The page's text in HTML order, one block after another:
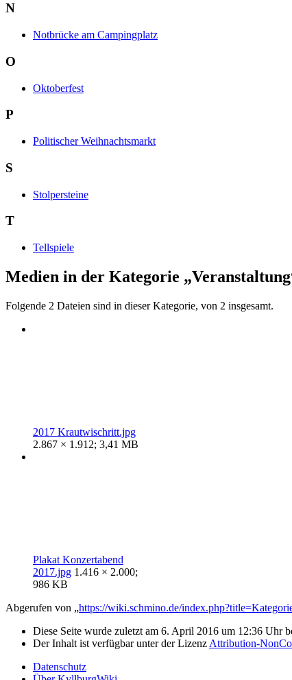
N
Notbrücke am Campingplatz
O
Oktoberfest
P
Politischer Weihnachtsmarkt
S
Stolpersteine
T
Tellspiele
Medien in der Kategorie
Folgende 2 Dateien sind in dieser Kategorie, von 2 insgesamt.
2017 Krautwischritt.jpg
2.867 × 1.912; 3,41 MB
Plakat Konzertabend
2017.jpg 1.416 × 2.000;
986 KB
Abgerufen von „https://wiki.schmino.de/
Diese Seite wurde zuletzt am 6. April 2016 um 12:36 Uhr
Der Inhalt ist verfügbar unter der Lizenz Attribution-
Datenschutz